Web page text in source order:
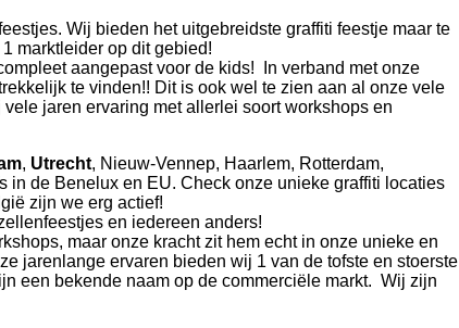
Wij bieden het uitgebreidste graffiti feestje maar te
marktleider op dit gebied!
aangepast voor de kids! In verband met onze
te vinden!! Dit is ook wel te zien aan al onze vele
jaren ervaring met allerlei soort workshops en
, Utrecht, Nieuw-Vennep, Haarlem, Rotterdam,
de Benelux en EU. Check onze unieke graffiti locaties
zijn we erg actief!
en iedereen anders!
maar onze kracht zit hem echt in onze unieke en
jarenlange ervaren bieden wij 1 van de tofste en stoerste
een bekende naam op de commerciële markt. Wij zijn